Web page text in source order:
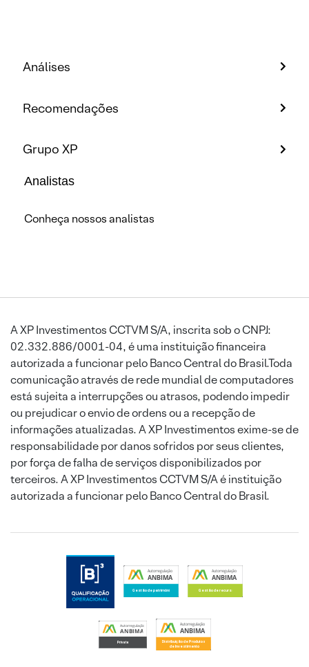
Análises
Recomendações
Grupo XP
Analistas
Conheça nossos analistas
A XP Investimentos CCTVM S/A, inscrita sob o CNPJ:
02.332.886/0001-04, é uma instituição financeira
autorizada a funcionar pelo Banco Central do Brasil.Toda
comunicação através de rede mundial de computadores
está sujeita a interrupções ou atrasos, podendo impedir
ou prejudicar o envio de ordens ou a recepção de
informações atualizadas. A XP Investimentos exime-se de
responsabilidade por danos sofridos por seus clientes,
por força de falha de serviços disponibilizados por
terceiros. A XP Investimentos CCTVM S/A é instituição
autorizada a funcionar pelo Banco Central do Brasil.